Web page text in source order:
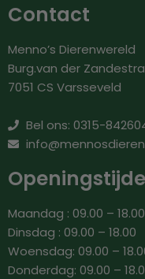
Contact
Menno’s Dierenwereld
Burg.van der
7051 CS Varsseveld
Bel ons: 0315-
Maandag : 09.00 – 18.00
Dinsdag : 09.00 – 18.00
Woensdag: 09.00 –
Donderdag: 09.00 –